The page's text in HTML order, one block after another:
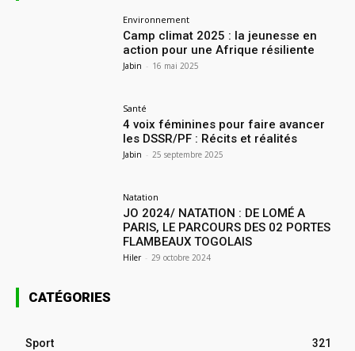
Environnement
Camp climat 2025 : la jeunesse en
action pour une Afrique résiliente
Jabin - 16 mai 2025
Santé
4 voix féminines pour faire avancer
les DSSR/PF : Récits et réalités
Jabin - 25 septembre 2025
Natation
JO 2024/ NATATION : DE LOMÉ A
PARIS, LE PARCOURS DES 02 PORTES
FLAMBEAUX TOGOLAIS
Hiler - 29 octobre 2024
CATÉGORIES
Sport
321